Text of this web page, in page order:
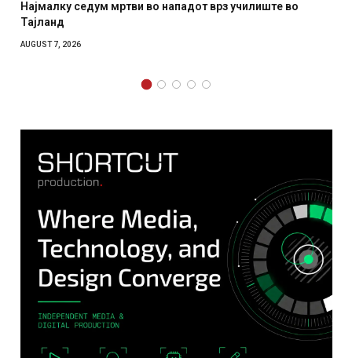
Најмалку седум мртви во нападот врз училиште во
Тајланд
AUGUST 7, 2026